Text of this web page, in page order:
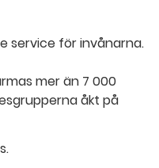
service för invånarna.
mer än 7 000
åkt på